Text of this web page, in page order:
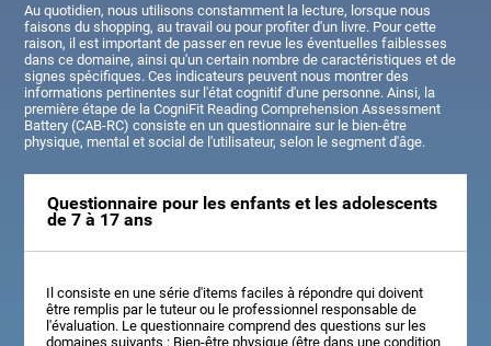
Au quotidien, nous utilisons constamment la lecture, lorsque nous
faisons du shopping, au travail ou pour profiter d'un livre. Pour cette
raison, il est important de passer en revue les éventuelles faiblesses
dans ce domaine, ainsi qu'un certain nombre de caractéristiques et de
signes spécifiques. Ces indicateurs peuvent nous montrer des
informations pertinentes sur l'état cognitif d'une personne. Ainsi, la
première étape de la CogniFit Reading Comprehension Assessment
Battery (CAB-RC) consiste en un questionnaire sur le bien-être
physique, mental et social de l'utilisateur, selon le segment d'âge.
Questionnaire pour les enfants et les adolescents
de 7 à 17 ans
Il consiste en une série d'items faciles à répondre qui doivent
être remplis par le tuteur ou le professionnel responsable de
l'évaluation. Le questionnaire comprend des questions sur les
domaines suivants : Bien-être physique (être dans une condition